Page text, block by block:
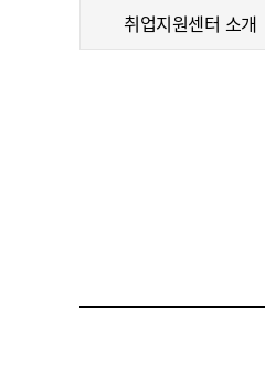
취업지원센터 소개